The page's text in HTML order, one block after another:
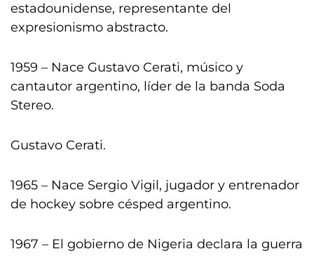
estadounidense, representante del
expresionismo abstracto.
1959 – Nace Gustavo Cerati, músico y
cantautor argentino, líder de la banda Soda
Stereo.
Gustavo Cerati.
1965 – Nace Sergio Vigil, jugador y entrenador
de hockey sobre césped argentino.
1967 – El gobierno de Nigeria declara la guerra